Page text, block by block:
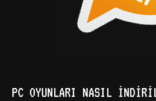
PC OYUNLARI NASIL